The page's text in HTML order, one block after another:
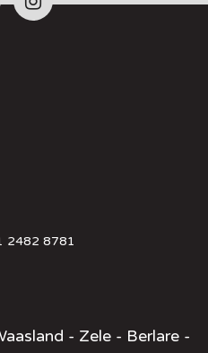
2482 8781
- Zele - Berlare -